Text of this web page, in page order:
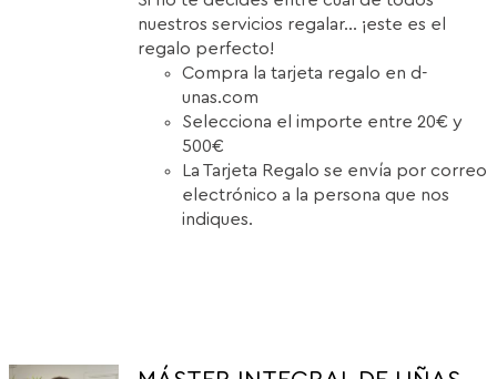
nuestros servicios regalar... ¡este es el
regalo perfecto!
Compra la tarjeta regalo en d-
unas.com
Selecciona el importe entre 20€ y
500€
La Tarjeta Regalo se envía por correo
electrónico a la persona que nos
indiques.